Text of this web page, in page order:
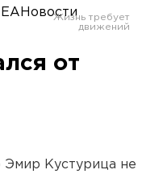
ЕАНовости
от
Эмир Кустурица не